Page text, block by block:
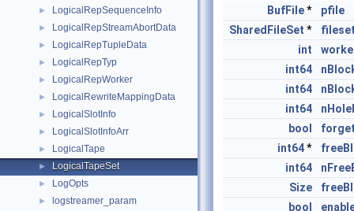
► LogicalRepSequenceInfo
► LogicalRepStreamAbortData
► LogicalRepTupleData
► LogicalRepTyp
► LogicalRepWorker
► LogicalRewriteMappingData
► LogicalSlotInfo
► LogicalSlotInfoArr
► LogicalTape
► LogicalTapeSet
► LogOpts
► logstreamer_param
BufFile*
pfile
SharedFileSet *
int
int64
int64
int64
bool
int64*
int64
Size
bool